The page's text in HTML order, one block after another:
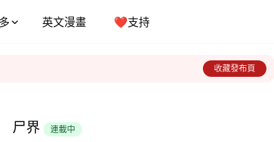
英文漫畫 ❤️支持
收藏發布頁
尸界 連載中